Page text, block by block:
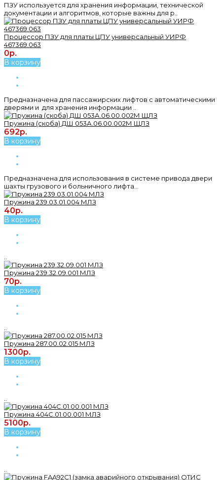
ПЗУ используется для хранения информации, технической
документации и алгоритмов, которые важны для р..
Процессор ПЗУ для платы ЦПУ универсальный УИРФ
467369.063
0р.
В корзину
Предназначена для пассажирских лифтов с автоматическими
дверями и для хранения информации ..
Пружина (скоба) ДШ 053А.06.00.002М ЩЛЗ
692р.
В корзину
Предназначена для использования в системе привода двери
шахты грузового и больничного лифта...
Пружина 239.03.01.004 МЛЗ
40р.
В корзину
Пружина 239.32.09.001 МЛЗ
70р.
В корзину
Пружина 287.00.02.015 МЛЗ
1300р.
В корзину
Пружина 404С.01.00.001 МЛЗ
5100р.
В корзину